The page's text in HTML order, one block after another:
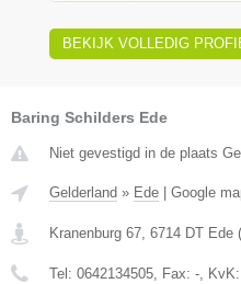
BEKIJK VOLLEDIG
Baring Schilders Ede
Niet gevestigd in de plaats
Gelderland » Ede Google
Kranenburg 67, 6714 DT Ede (
Tel: 0642134505, Fax: -, KvK: